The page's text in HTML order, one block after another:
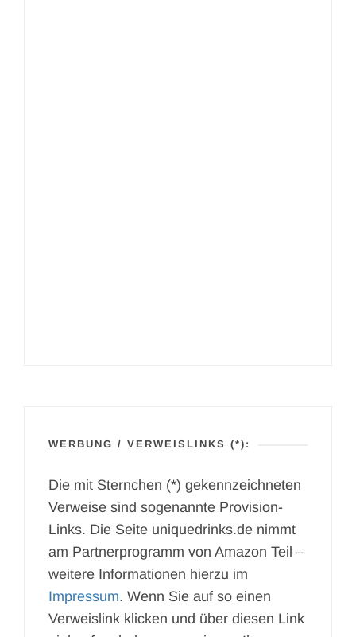
WERBUNG / VERWEISLINKS (*):
Die mit Sternchen (*) gekennzeichneten
Verweise sind sogenannte Provision-
Links. Die Seite uniquedrinks.de nimmt
am Partnerprogramm von Amazon Teil –
weitere Informationen hierzu im
Impressum. Wenn Sie auf so einen
Verweislink klicken und über diesen Link